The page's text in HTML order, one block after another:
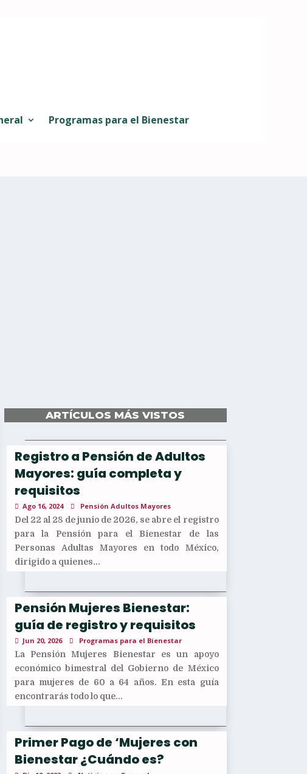
Programas para el Bienestar
ARTÍCULOS MÁS VISTOS
Registro a Pensión de Adultos
Mayores: guía completa y
requisitos
Ago 16, 2024 Pensión Adultos Mayores
Del 22 al 28 de junio de 2026, se abre el registro
para la Pensión para el Bienestar de las
Personas Adultas Mayores en todo México,
dirigido a quienes...
Pensión Mujeres Bienestar:
guía de registro y requisitos
Jun 20, 2026 Programas para el Bienestar
La Pensión Mujeres Bienestar es un apoyo
económico bimestral del Gobierno de México
para mujeres de 60 a 64 años. En esta guía
encontrarás todo lo que...
Primer Pago de ‘Mujeres con
Bienestar ¿Cuándo es?